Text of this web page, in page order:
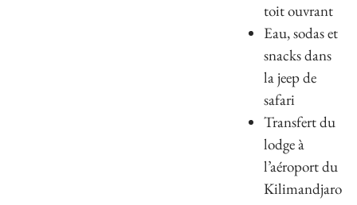
toit ouvrant
Eau, sodas et
snacks dans
la jeep de
safari
Transfert du
lodge à
l’aéroport du
Kilimandjaro